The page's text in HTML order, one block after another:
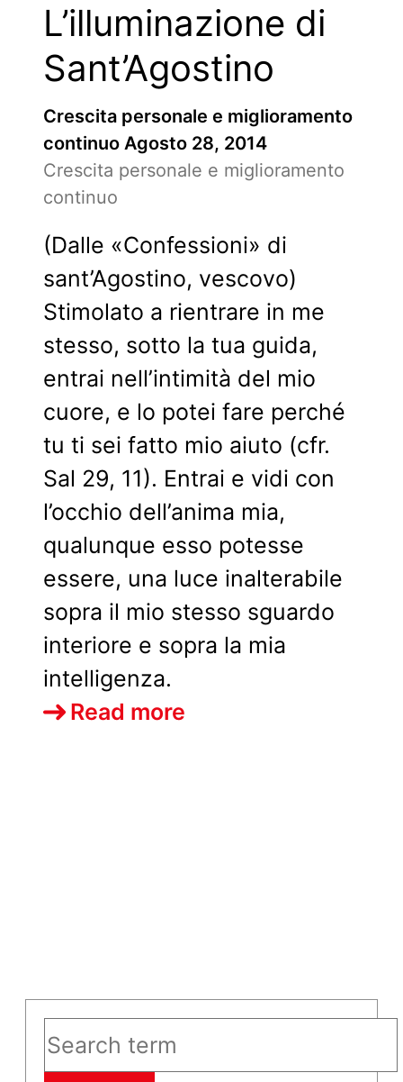
L’illuminazione di
Sant’Agostino
Crescita personale e miglioramento
continuo Agosto 28, 2014
Crescita personale e miglioramento
continuo
(Dalle «Confessioni» di
sant’Agostino, vescovo)
Stimolato a rientrare in me
stesso, sotto la tua guida,
entrai nell’intimità del mio
cuore, e lo potei fare perché
tu ti sei fatto mio aiuto (cfr.
Sal 29, 11). Entrai e vidi con
l’occhio dell’anima mia,
qualunque esso potesse
essere, una luce inalterabile
sopra il mio stesso sguardo
interiore e sopra la mia
intelligenza.
Read more